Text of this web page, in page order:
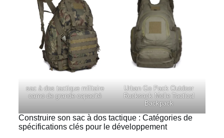
sac à dos tactique militaire
camo de grande capacité
Urban Go Pack Outdoor
Rucksack Molle Tactical
Backpack
Construire son sac à dos tactique : Catégories de
spécifications clés pour le développement